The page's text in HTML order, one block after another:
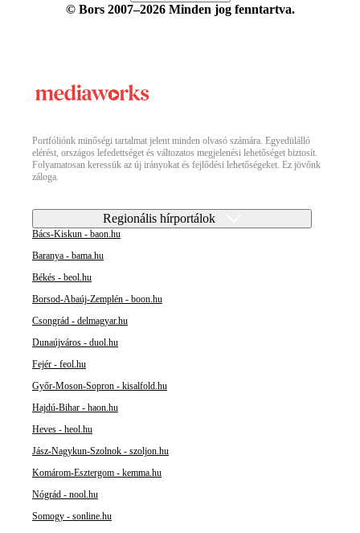
© Bors 2007–2026 Minden jog fenntartva.
Portfóliónk minőségi tartalmat jelent minden olvasó számára. Egyedülálló
elérést, országos lefedettséget és változatos megjelenési lehetőséget biztosít.
Folyamatosan keressük az új irányokat és fejlődési lehetőségeket. Ez jövőnk
záloga.
Regionális hírportálok
Bács-Kiskun - baon.hu
Baranya - bama.hu
Békés - beol.hu
Borsod-Abaúj-Zemplén - boon.hu
Csongrád - delmagyar.hu
Dunaújváros - duol.hu
Fejér - feol.hu
Győr-Moson-Sopron - kisalfold.hu
Hajdú-Bihar - haon.hu
Heves - heol.hu
Jász-Nagykun-Szolnok - szoljon.hu
Komárom-Esztergom - kemma.hu
Nógrád - nool.hu
Somogy - sonline.hu